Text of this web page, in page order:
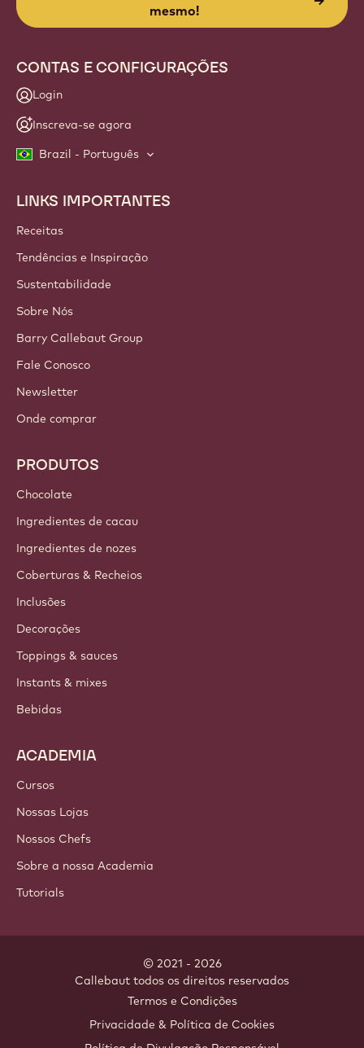
mesmo!
CONTAS E CONFIGURAÇÕES
Login
Inscreva-se agora
Brazil - Português
Footer
Callebaut
LINKS IMPORTANTES
Receitas
Tendências e Inspiração
Sustentabilidade
Sobre Nós
Barry Callebaut Group
Fale Conosco
Newsletter
Onde comprar
PRODUTOS
Chocolate
Ingredientes de cacau
Ingredientes de nozes
Coberturas & Recheios
Inclusões
Decorações
Toppings & sauces
Instants & mixes
Bebidas
ACADEMIA
Cursos
Nossas Lojas
Nossos Chefs
Sobre a nossa Academia
Tutorials
© 2021 - 2026
Callebaut todos os direitos reservados
Termos e Condições
Privacidade & Política de Cookies